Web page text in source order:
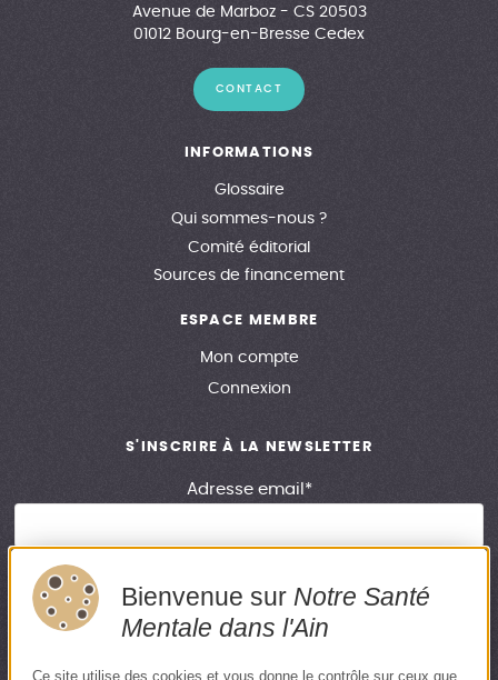
Avenue de Marboz - CS 20503
01012 Bourg-en-Bresse Cedex
CONTACT
INFORMATIONS
Glossaire
Qui sommes-nous ?
Comité éditorial
Sources de financement
ESPACE MEMBRE
Mon compte
Connexion
S'INSCRIRE À LA NEWSLETTER
Adresse email*
En renseignant votre adresse email, vous acceptez de recevoir
notre newsletter. Si vous souhaitez vous désinscrire, merci de
Bienvenue sur Notre Santé
Mentale dans l'Ain
Ce site utilise des cookies et vous donne le contrôle sur ceux que